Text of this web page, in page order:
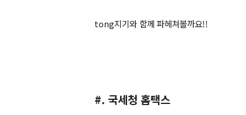
tong지기와 함께 파헤쳐볼까요!!
#. 국세청 홈택스